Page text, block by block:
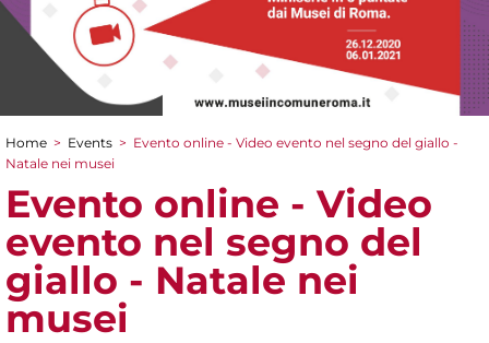
You are here
Home > Events > Evento online - Video evento nel segno del giallo -
Natale nei musei
Evento online - Video
evento nel segno del
giallo - Natale nei
musei